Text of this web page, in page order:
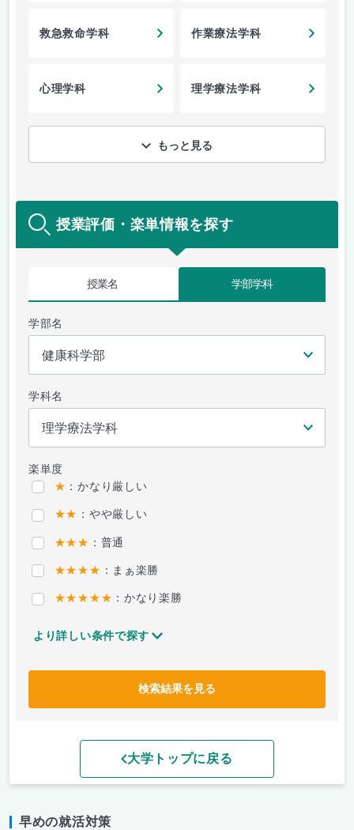
救急救命学科 作業療法学科
心理学科 理学療法学科
もっと見る
授業評価・楽単情報を探す
授業名 学部学科
学部名
学科名
楽単度
★ ：かなり厳しい
★★ ：やや厳しい
★★★ ：普通
★★★★ ：まぁ楽勝
★★★★★ ：かなり楽勝
より詳しい条件で探す
検索結果を見る
大学トップに戻る
早めの就活対策